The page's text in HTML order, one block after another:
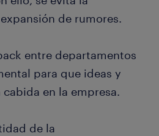
de rumores.
entre departamentos
para que ideas y
en la empresa.
de la